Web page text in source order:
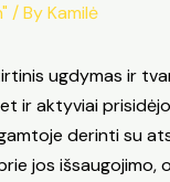
/ ByKamilė
ugdymas ir
ir aktyviai
derinti su
jos išsaugojimo,